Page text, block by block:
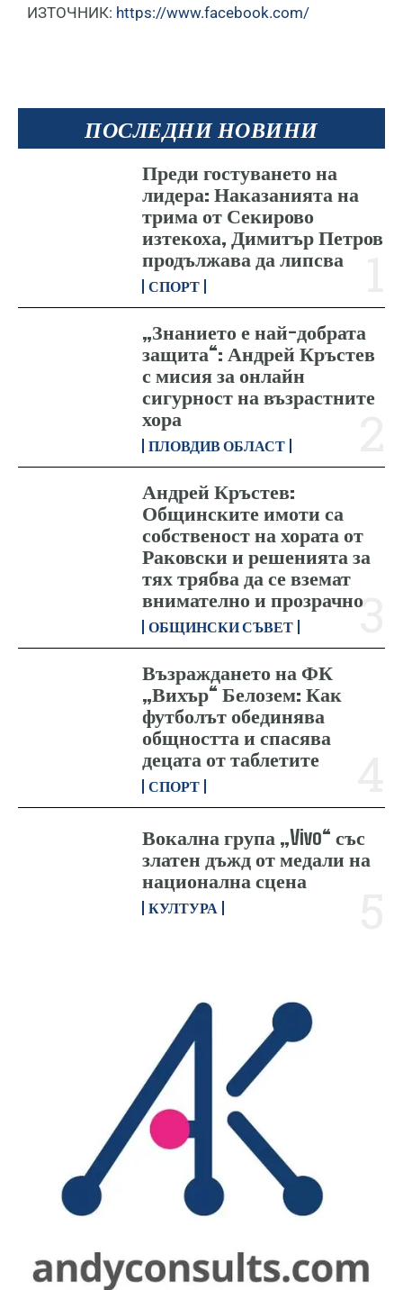
ПОСЛЕДНИ НОВИНИ
Преди гостуването на
лидера: Наказанията на
трима от Секирово
изтекоха, Димитър Петров
продължава да липсва
СПОРТ
„Знанието е най-добрата
защита“: Андрей Кръстев
с мисия за онлайн
сигурност на възрастните
хора
ПЛОВДИВ ОБЛАСТ
Андрей Кръстев:
Общинските имоти са
собственост на хората от
Раковски и решенията за
тях трябва да се вземат
внимателно и прозрачно
ОБЩИНСКИ СЪВЕТ
Възраждането на ФК
„Вихър“ Белозем: Как
футболът обединява
общността и спасява
децата от таблетите
СПОРТ
Вокална група „Vivo“ със
златен дъжд от медали на
национална сцена
КУЛТУРА
ИЗТОЧНИК: https://www.facebook.com/